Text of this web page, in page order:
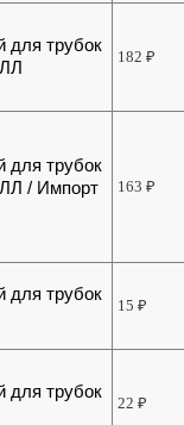
для трубок
182₽
для трубок
/ Импорт
163₽
для трубок
15₽
для трубок
22₽